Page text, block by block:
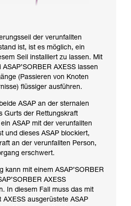
der verunfallten
ist, ist es möglich, ein
Seil installiert zu lassen. Mit
AXESS lassen
(Passieren von Knoten
flüssiger ausführen.
ASAP an der sternalen
Gurts der Rettungskraft
ASAP mit der verunfallten
und dieses ASAP blockiert,
an der verunfallten Person,
erschwert.
kann mit einem ASAP’SORBER
AXESS
In diesem Fall muss das mit
AXESS ausgerüstete ASAP